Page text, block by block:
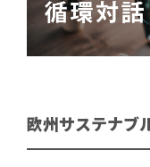
欧州サステナブ